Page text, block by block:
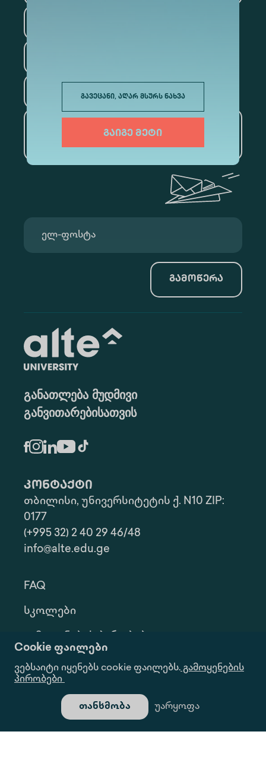
Cookie ფაილები
ვებსაიტი იყენებს cookie ფაილებს.გამოყენების
პირობები
უარყოფა
თანხმობა
გავეცანი, აღარ მსურს ნახვა
გაიგე მეტი
ტურიზმი
ხელოვნური ინტელექტი
გამოწერა
განათლება მუდმივი
განვითარებისათვის
კონტაქტი
თბილისი, უნივერსიტეტის ქ. N10 ZIP:
0177
(+995 32) 2 40 29 46/48
info@alte.edu.ge
FAQ
Სკოლები
Კონფ. Პოლიტიკა
Ინფორმაციის Მოთხოვნა
Გალერეა